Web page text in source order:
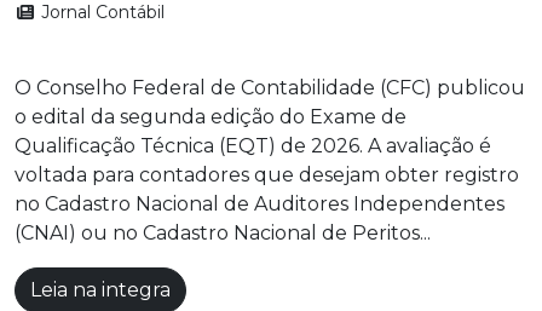
Jornal Contábil
O Conselho Federal de Contabilidade (CFC) publicou
o edital da segunda edição do Exame de
Qualificação Técnica (EQT) de 2026. A avaliação é
voltada para contadores que desejam obter registro
no Cadastro Nacional de Auditores Independentes
(CNAI) ou no Cadastro Nacional de Peritos...
Leia na integra